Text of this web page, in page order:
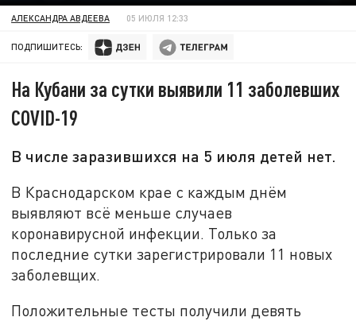
АЛЕКСАНДРА АВДЕЕВА 05 ИЮЛЯ 12:33
ПОДПИШИТЕСЬ:
На Кубани за сутки выявили 11 заболевших
COVID-19
В числе заразившихся на 5 июля детей нет.
В Краснодарском крае с каждым днём
выявляют всё меньше случаев
коронавирусной инфекции. Только за
последние сутки зарегистрировали 11 новых
заболевщих.
Положительные тесты получили девять